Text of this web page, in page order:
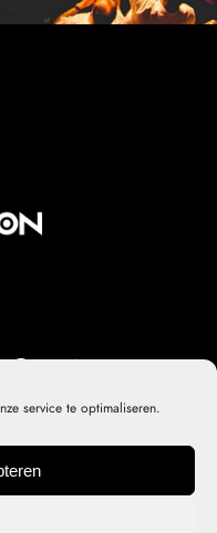
service te optimaliseren.
Cookiebeleid (EU)